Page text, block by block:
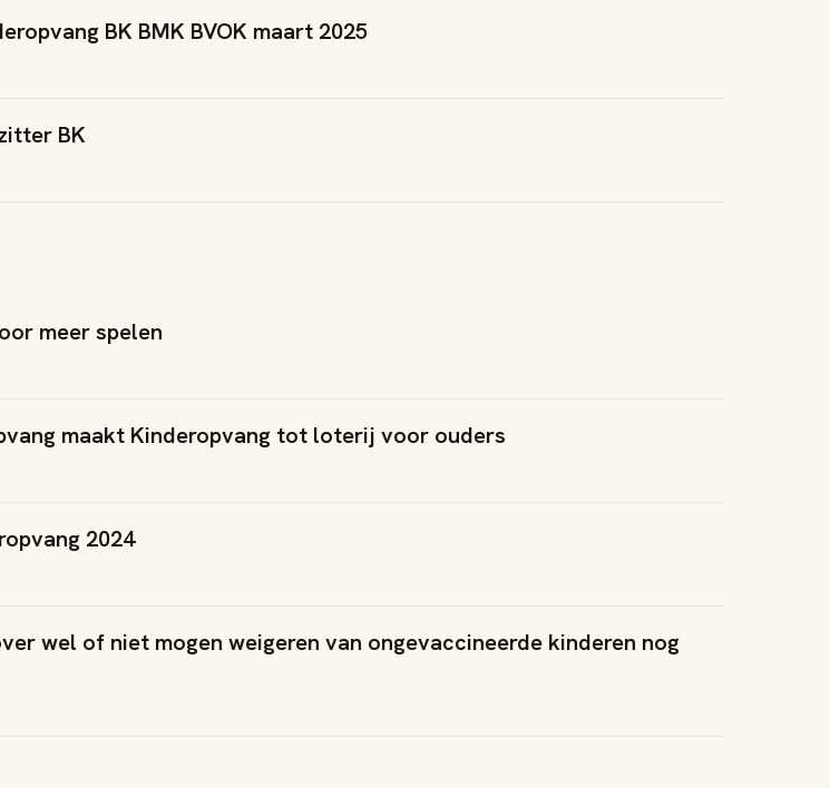
BK BMK BVOK maart 2025
BK
meer spelen
maakt Kinderopvang tot loterij voor ouders
2024
wel of niet mogen weigeren van ongevaccineerde kinderen nog